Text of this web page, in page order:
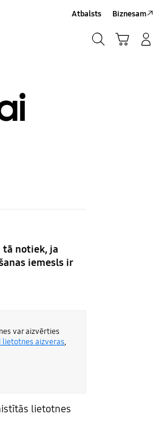
Atbalsts Biznesam
notiek, ja
iemesls ir
var aizvērties
lietotnes aizveras,
lietotnes